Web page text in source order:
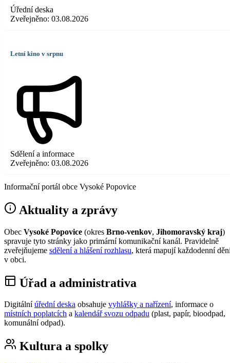
Úřední deska
Zveřejněno: 03.08.2026
Letní kino v srpnu
Sdělení a informace
Zveřejněno: 03.08.2026
Informační portál obce Vysoké Popovice
Aktuality a zprávy
Obec Vysoké Popovice (okres Brno-venkov, Jihomoravský kraj)
spravuje tyto stránky jako primární komunikační kanál. Pravidelně
zveřejňujeme sdělení a hlášení rozhlasu, která mapují každodenní
v obci.
Úřad a administrativa
Digitální úřední deska obsahuje vyhlášky a nařízení, informace o
místních poplatcích a kalendář svozu odpadu (plast, papír, bioodpad,
komunální odpad).
Kultura a spolky